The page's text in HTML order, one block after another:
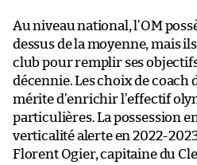
Au niveau national, l’OM
dessus de la moyenne, mais
club pour remplir ses
décennie. Les choix de coach
mérite d’enrichir l’effectif
particulières. La possession
verticalité alerte en 2022-
Florent Ogier, capitaine du